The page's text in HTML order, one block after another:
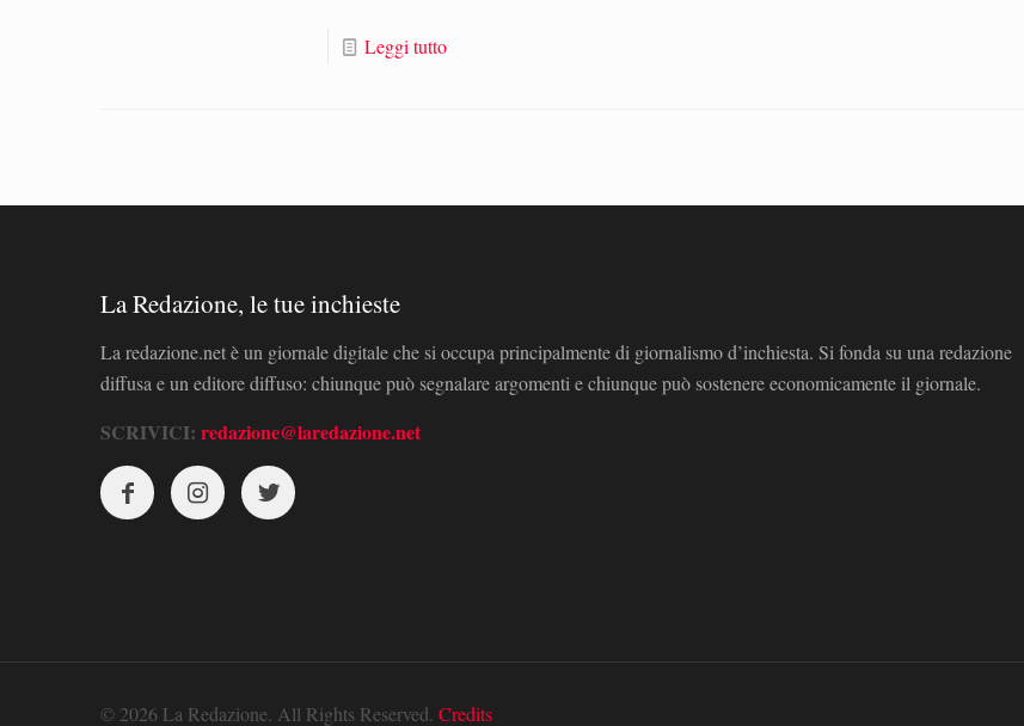
Leggi tutto
La Redazione, le tue inchieste
La redazione.net è un giornale digitale che si occupa principalmente di giornalismo d’inchiesta. Si fonda su una redazione
diffusa e un editore diffuso: chiunque può segnalare argomenti e chiunque può sostenere economicamente il giornale.
SCRIVICI: redazione@laredazione.net
© 2026 La Redazione. All Rights Reserved. Credits